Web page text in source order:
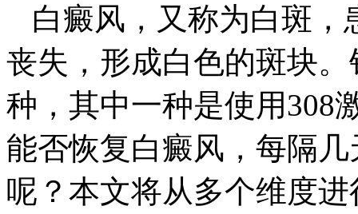
白癜风，又称为白斑
丧失，形成白色的斑块
种，其中一种是使用308
能否恢复白癜风，每隔
呢？本文将从多个维度